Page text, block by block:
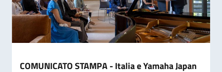
COMUNICATO STAMPA - Italia e Yamaha Japan